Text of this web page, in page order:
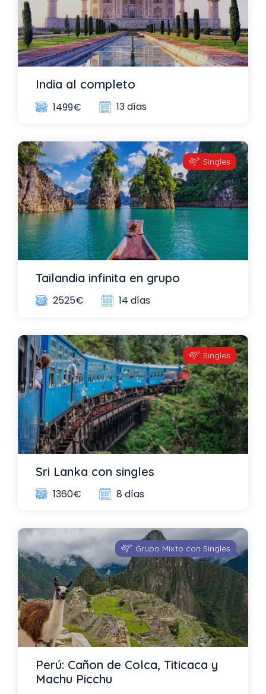
India al completo
1499€ 13 días
Singles
Tailandia infinita en grupo
2525€ 14 días
Singles
Sri Lanka con singles
1360€ 8 días
Grupo Mixto con Singles
Perú: Cañon de Colca, Titicaca y
Machu Picchu